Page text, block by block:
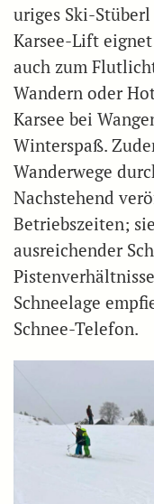
uriges Ski-
Karsee-Lift
auch zum
Wandern oder
Karsee bei
Winterspaß.
Wanderwege
Nachstehend
Betriebszeiten;
ausreichender
Schneelage
Schnee-Telefon.